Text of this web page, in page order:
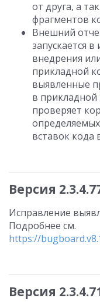
от друга, а
фрагментов
Внешний
запускается
внедрения
прикладной
выявленные
в
проверяет
вставок кода
Версия
Исправление
Подробнее см.
https://
Версия